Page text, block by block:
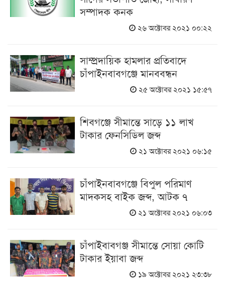
সম্পাদক কনক
২৬ অক্টোবর ২০২১ ০০:২২
সাম্প্রদায়িক হামলার প্রতিবাদে
চাঁপাইনবাবগঞ্জে মানববন্ধন
২৫ অক্টোবর ২০২১ ১৫:৫৭
শিবগঞ্জে সীমান্তে সাড়ে ১১ লাখ
টাকার ফেনসিডিল জব্দ
২১ অক্টোবর ২০২১ ০৬:১৫
চাঁপাইনবাবগঞ্জে বিপুল পরিমাণ
মাদকসহ বাইক জব্দ, আটক ৭
২১ অক্টোবর ২০২১ ০৬:০৩
চাঁপাইবাবগঞ্জ সীমান্তে সোয়া কোটি
টাকার ইয়াবা জব্দ
১৯ অক্টোবর ২০২১ ২৩:৩৮